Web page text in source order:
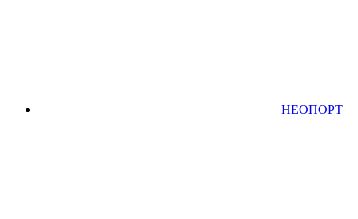
НЕОПОРТ